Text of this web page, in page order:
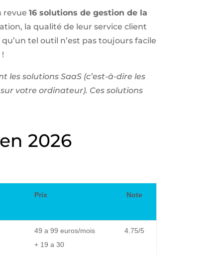
revue16 solutions de gestion de la
la qualité de leur service client
tel outil n’est pas toujours facile
solutions SaaS (c’est-à-dire les
votre ordinateur). Ces solutions
2026
Prix Note
49 a 99 euros/mois
+ 19 a 30
4.75/5